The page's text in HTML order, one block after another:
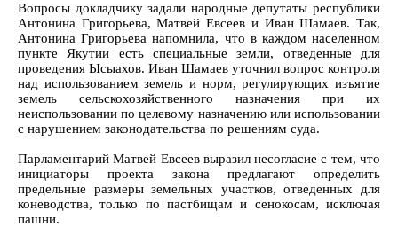
Вопросы докладчику задали народные депутаты республики
Антонина Григорьева, Матвей Евсеев и Иван Шамаев. Так,
Антонина Григорьева напомнила, что в каждом населенном
пункте Якутии есть специальные земли, отведенные для
проведения Ысыахов. Иван Шамаев уточнил вопрос контроля
над использованием земель и норм, регулирующих изъятие
земель сельскохозяйственного назначения при их
неиспользовании по целевому назначению или использовании
с нарушением законодательства по решениям суда.
Парламентарий Матвей Евсеев выразил несогласие с тем, что
инициаторы проекта закона предлагают определить
предельные размеры земельных участков, отведенных для
коневодства, только по пастбищам и сенокосам, исключая
пашни.